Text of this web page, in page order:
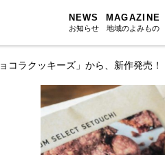
NEWS
お知らせ
MAGAZINE
地域のよみもの
ふるさと図鑑
ふるさと文庫
ふるさと散歩
コラクッキーズ」から、新作発売！